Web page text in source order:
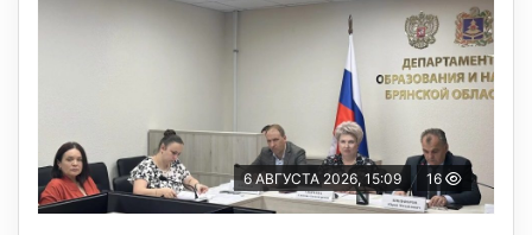
6 АВГУСТА 2026, 15:09 16